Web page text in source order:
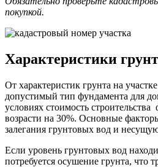
покупкой.
Характеристики
От характеристик грунта на
допустимый тип фундамента для
условиях стоимость
возрасти на 30%. Основные
залегания грунтовых вод и
Если уровень грунтовых вод
потребуется осушение грунта, что